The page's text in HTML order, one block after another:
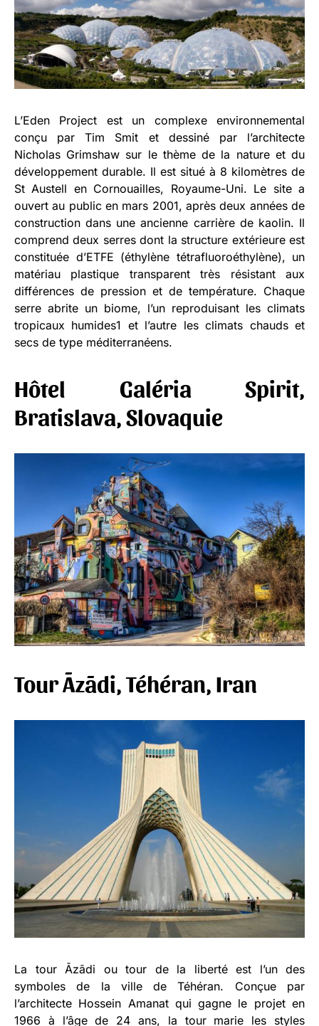
L’Eden Project est un complexe environnemental
conçu par Tim Smit et dessiné par l’architecte
Nicholas Grimshaw sur le thème de la nature et du
développement durable. Il est situé à 8 kilomètres de
St Austell en Cornouailles, Royaume-Uni. Le site a
ouvert au public en mars 2001, après deux années de
construction dans une ancienne carrière de kaolin. Il
comprend deux serres dont la structure extérieure est
constituée d’ETFE (éthylène tétrafluoroéthylène), un
matériau plastique transparent très résistant aux
différences de pression et de température. Chaque
serre abrite un biome, l’un reproduisant les climats
tropicaux humides1 et l’autre les climats chauds et
secs de type méditerranéens.
Hôtel Galéria Spirit,
Bratislava, Slovaquie
Tour Āzādi, Téhéran, Iran
La tour Āzādi ou tour de la liberté est l’un des
symboles de la ville de Téhéran. Conçue par
l’architecte Hossein Amanat qui gagne le projet en
1966 à l’âge de 24 ans, la tour marie les styles